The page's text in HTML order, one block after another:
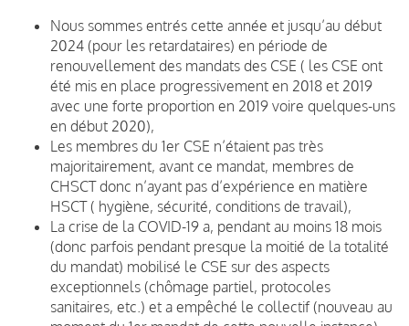
Nous sommes entrés cette année et jusqu’au début
2024 (pour les retardataires) en période de
renouvellement des mandats des CSE ( les CSE ont
été mis en place progressivement en 2018 et 2019
avec une forte proportion en 2019 voire quelques-uns
en début 2020),
Les membres du 1er CSE n’étaient pas très
majoritairement, avant ce mandat, membres de
CHSCT donc n’ayant pas d’expérience en matière
HSCT ( hygiène, sécurité, conditions de travail),
La crise de la COVID-19 a, pendant au moins 18 mois
(donc parfois pendant presque la moitié de la totalité
du mandat) mobilisé le CSE sur des aspects
exceptionnels (chômage partiel, protocoles
sanitaires, etc.) et a empêché le collectif (nouveau au